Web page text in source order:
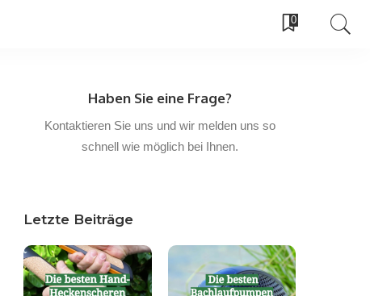
0
Haben Sie eine Frage?
Kontaktieren Sie uns und wir melden uns so
schnell wie möglich bei Ihnen.
Letzte Beiträge